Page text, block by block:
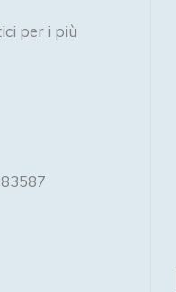
per i più